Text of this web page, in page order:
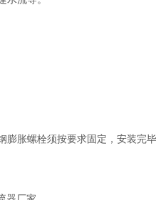
胀螺栓须按要求固定，安装完